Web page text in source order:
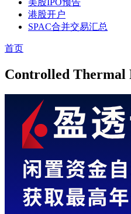
美股IPO预告
港股开户
SPAC合并交易汇总
首页
Controlled Thermal